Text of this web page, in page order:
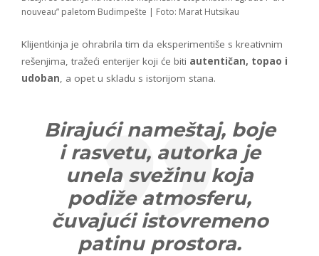
nouveau” paletom Budimpešte | Foto: Marat Hutsikau
Klijentkinja je ohrabrila tim da eksperimentiše s kreativnim
rešenjima, tražeći enterijer koji će biti autentičan, topao i
udoban, a opet u skladu s istorijom stana.
Birajući nameštaj, boje
i rasvetu, autorka je
unela svežinu koja
podiže atmosferu,
čuvajući istovremeno
patinu prostora.